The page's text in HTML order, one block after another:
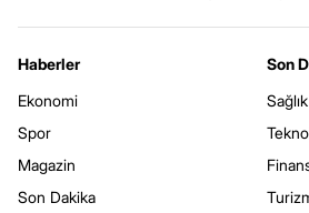
Haberler
Ekonomi
Spor
Magazin
Son Dakika
Son
Sağlık